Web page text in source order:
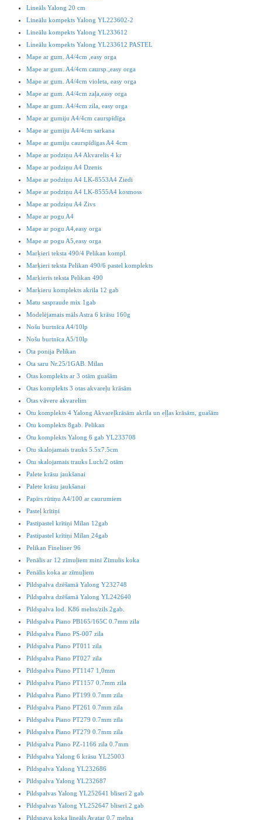
Lineāls Yalong 20 cm
Lineālu kompekts Yalong YL223602-2
Lineālu kompekts Yalong YL233612
Lineālu kompekts Yalong YL233612 PASTEL
Mape ar gum. A4/4cm ,easy orga
Mape ar gum. A4/4cm caursp.,easy orga
Mape ar gum. A4/4cm violeta, easy orga
Mape ar gum. A4/4cm zaļa,easy orga
Mape ar gum. A4/4cm zila, easy orga
Mape ar gumiju A4/4cm caurspīdīga
Mape ar gumiju A4/4cm sarkana
Mape ar gumiju caurspīdīgas A4 4cm
Mape ar podziņu A4 Akvarelis 4 kr
Mape ar podziņu A4 Dzenis
Mape ar podziņu A4 LK-8553A4 Ziedi
Mape ar podziņu A4 LK-8555A4 kosmoss
Mape ar podziņu A4 Zivs
Mape ar pogu A4
Mape ar pogu A4,easy orga
Mape ar pogu A5,easy orga
Marķieri teksta 490/4 Pelikan kompl.
Marķieri teksta Pelikan 490/6 pastel komplekts
Marķieris teksta Pelikan 490
Marķieru komplekts akrila 12 gab
Matu saspraude mix 1gab
Modelējamais māls Astra 6 krāsu 160g
Nošu burtnīca A4/10lp
Nošu burtnīca A5/10lp
Ota ponija Pelikan
Ota saru Nr.25/1GAB. Milan
Otas komplekts ar 3 otām guašām
Otas komplekts 3 otas akvareļu krāsām
Otas vāvere akvarelim
Otu komplekts 4 Yalong Akvareļkrāsām akrila un eļļas krāsām, guašām
Otu komplekts 8gab. Pelikan
Otu komplekts Yalong 6 gab YL233708
Otu skalojamais trauks 5.5x7.5cm
Otu skalojamais trauks Luch/2 otām
Palete krāsu jaukšanai
Palete krāsu jaukšanai
Papīrs rūtiņu A4/100 ar caurumiem
Pasteļ krītiņi
Pastipastel krītiņi Milan 12gab
Pastipastel krītiņi Milan 24gab
Pelikan Fineliner 96
Penālis ar 12 zīmuļiem mini Zīmulis koka
Penālis koka ar zīmuļiem
Pildspalva dzēšamā Yalong Y232748
Pildspalva dzēšamā Yalong YL242640
Pildspalva lod. K86 melns/zils 2gab.
Pildspalva Piano PB165/165C 0.7mm zila
Pildspalva Piano PS-007 zila
Pildspalva Piano PT011 zila
Pildspalva Piano PT027 zila
Pildspalva Piano PT1147 1,0mm
Pildspalva Piano PT1157 0.7mm zila
Pildspalva Piano PT199 0.7mm zila
Pildspalva Piano PT261 0.7mm zila
Pildspalva Piano PT279 0.7mm zila
Pildspalva Piano PT279 0.7mm zila
Pildspalva Piano PZ-1166 zila 0.7mm
Pildspalva Yalong 6 krāsu YL25003
Pildspalva Yalong YL232686
Pildspalva Yalong YL232687
Pildspalvas Yalong YL252641 bliserī 2 gab
Pildspalvas Yalong YL252647 bliserī 2 gab
Pildspava koka lineāls Avatar 0.7 melna